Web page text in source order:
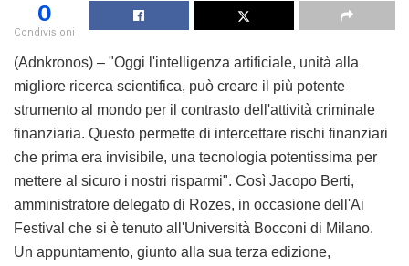
0
Condivisioni
(Adnkronos) – "Oggi l'intelligenza artificiale, unità alla
migliore ricerca scientifica, può creare il più potente
strumento al mondo per il contrasto dell'attività criminale
finanziaria. Questo permette di intercettare rischi finanziari
che prima era invisibile, una tecnologia potentissima per
mettere al sicuro i nostri risparmi". Così Jacopo Berti,
amministratore delegato di Rozes, in occasione dell'Ai
Festival che si è tenuto all'Università Bocconi di Milano.
Un appuntamento, giunto alla sua terza edizione,